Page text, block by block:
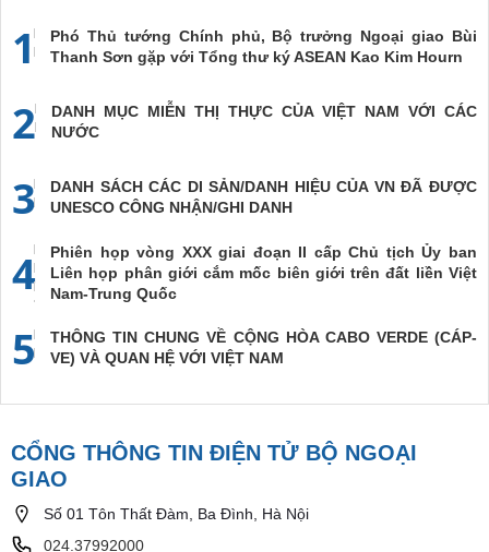
1
Phó Thủ tướng Chính phủ, Bộ trưởng Ngoại giao Bùi
Thanh Sơn gặp với Tổng thư ký ASEAN Kao Kim Hourn
2
DANH MỤC MIỄN THỊ THỰC CỦA VIỆT NAM VỚI CÁC
NƯỚC
3
DANH SÁCH CÁC DI SẢN/DANH HIỆU CỦA VN ĐÃ ĐƯỢC
UNESCO CÔNG NHẬN/GHI DANH
4
Phiên họp vòng XXX giai đoạn II cấp Chủ tịch Ủy ban
Liên họp phân giới cắm mốc biên giới trên đất liền Việt
Nam-Trung Quốc
5
THÔNG TIN CHUNG VỀ CỘNG HÒA CABO VERDE (CÁP-
VE) VÀ QUAN HỆ VỚI VIỆT NAM
CỔNG THÔNG TIN ĐIỆN TỬ BỘ NGOẠI
GIAO
Số 01 Tôn Thất Đàm, Ba Đình, Hà Nội
024.37992000